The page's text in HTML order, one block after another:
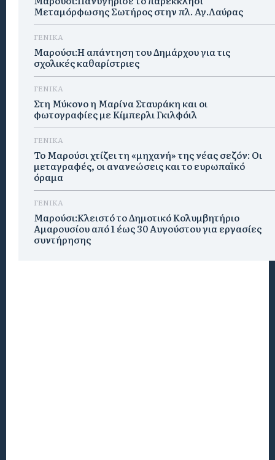
Μεταμόρφωσης Σωτήρος στην πλ. Αγ.Λαύρας
ΓΕΝΙΚΑ
Μαρούσι:Η απάντηση του Δημάρχου για τις
σχολικές καθαρίστριες
ΓΕΝΙΚΑ
Στη Μύκονο η Μαρίνα Σταυράκη και οι
φωτογραφίες με Κίμπερλι Γκιλφόιλ
ΓΕΝΙΚΑ
Το Μαρούσι χτίζει τη «μηχανή» της νέας σεζόν: Οι
μεταγραφές, οι ανανεώσεις και το ευρωπαϊκό
όραμα
ΓΕΝΙΚΑ
Μαρούσι:Κλειστό το Δημοτικό Κολυμβητήριο
Αμαρουσίου από 1 έως 30 Αυγούστου για εργασίες
συντήρησης